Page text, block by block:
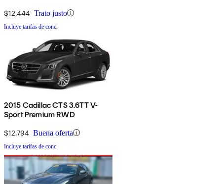
$12,444 Trato justo
Incluye tarifas de conc.
2015 Cadillac CTS 3.6TT V-
Sport Premium RWD
$12,794 Buena oferta
Incluye tarifas de conc.